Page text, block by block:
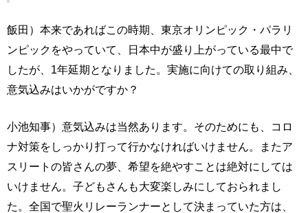
飯田）本来であればこの時期、東京オリンピック・パラリ
ンピックをやっていて、日本中が盛り上がっている最中で
したが、1年延期となりました。実施に向けての取り組み、
意気込みはいかがですか？
小池知事）意気込みは当然あります。そのためにも、コロ
ナ対策をしっかり打って行かなければいけません。またア
スリートの皆さんの夢、希望を絶やすことは絶対にしては
いけません。子どもさんも大変楽しみにしておられまし
た。全国で聖火リレーランナーとして決まっていた方は、